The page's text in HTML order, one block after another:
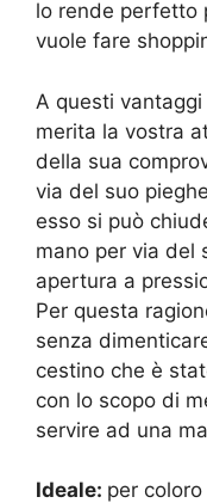
lo rende perfetto
vuole fare
A questi
merita la vostra
della sua
via del suo
esso si può
mano per via del
apertura a
Per questa
senza
cestino che è
con lo scopo di
servire ad una
Ideale: per